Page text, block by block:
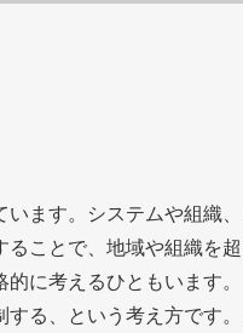
ます。システムや組
ことで、地域や組織
に考えるひともいます。
る、という考え方で